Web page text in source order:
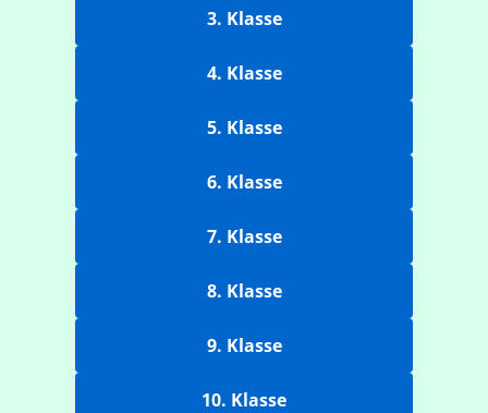
3. Klasse
4. Klasse
5. Klasse
6. Klasse
7. Klasse
8. Klasse
9. Klasse
10. Klasse